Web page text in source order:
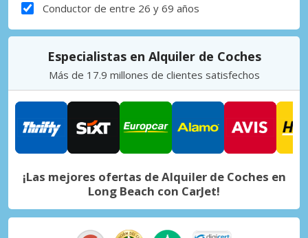
Conductor de entre 26 y 69 años
Especialistas en Alquiler de Coches
Más de 17.9 millones de clientes satisfechos
¡Las mejores ofertas de Alquiler de Coches en
Long Beach con CarJet!